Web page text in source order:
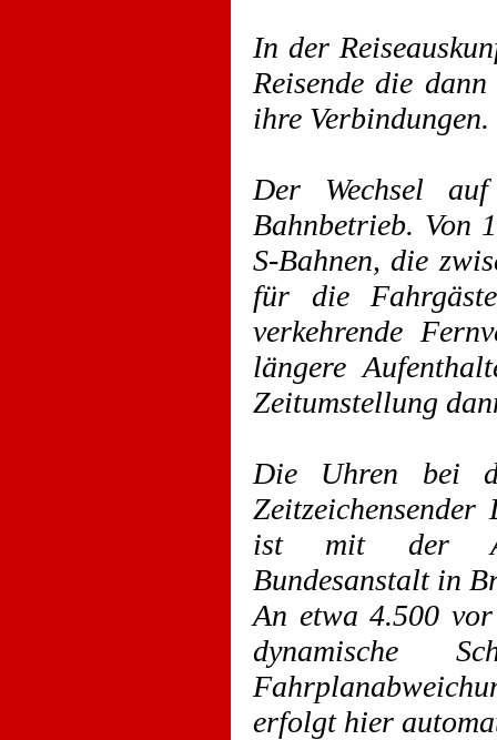
In der
Reisende die
ihre
Der Wechsel
Bahnbetrieb. Von
S-Bahnen, die
für die
verkehrende
längere
Zeitumstellung
Die Uhren bei
ist mit der
Bundesanstalt in
An etwa 4.500
dynamische
erfolgt hier